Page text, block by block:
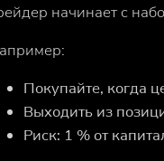
начинает с
Покупайте, когда
Выходить из
Риск: 1 % от